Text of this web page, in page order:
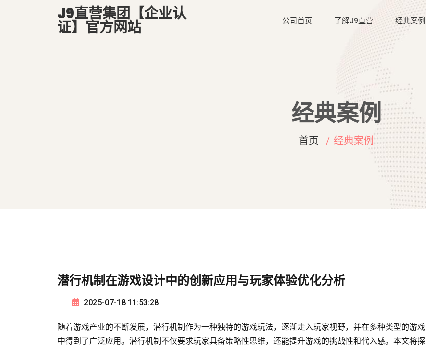
J9直营集团【企业认
证】官方网站 公司首页 了解J9直营 经典案例
经典案例
首页 经典案例
潜行机制在游戏设计中的创新应用与玩家体验优化分析
2025-07-18 11:53:28
随着游戏产业的不断发展，潜行机制作为一种独特的游戏玩法，逐渐走入玩家视野，并在多种类型的游戏
中得到了广泛应用。潜行机制不仅要求玩家具备策略性思维，还能提升游戏的挑战性和代入感。本文将探